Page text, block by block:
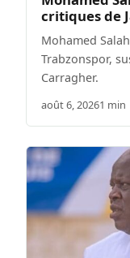
critiques de
Mohamed
Trabzonspor,
Carragher.
août 6, 20261 min